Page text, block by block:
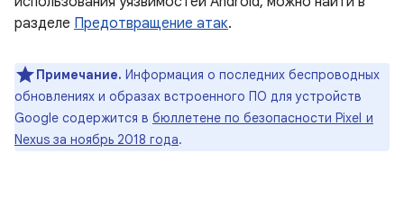
разделе Предотвращение атак.
Примечание. Информация о последних беспроводных
обновлениях и образах встроенного ПО для устройств
Google содержится в бюллетене по безопасности Pixel и
Nexus за ноябрь 2018 года.